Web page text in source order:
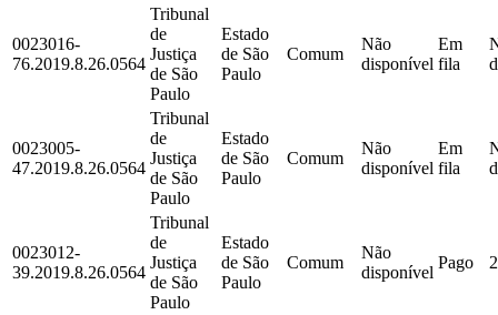
0023016-
76.2019.8.26.0564
Tribunal
de
Justiça
de São
Paulo
Estado
de São
Paulo
Comum
Não
disponível
Em
fila
0023005-
47.2019.8.26.0564
Tribunal
de
Justiça
de São
Paulo
Estado
de São
Paulo
Comum
Não
disponível
Em
fila
0023012-
39.2019.8.26.0564
Tribunal
de
Justiça
de São
Paulo
Estado
de São
Paulo
Comum
Não
disponível
Pago